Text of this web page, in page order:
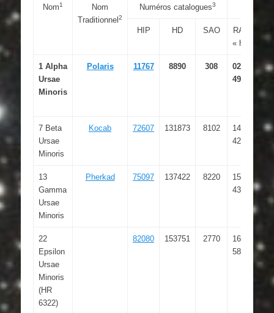
Nom1
Nom
Traditionnel 2
Numéros catalogues3
HIP HD SAO
RAJ2000
« h:m:s »
1 Alpha
Ursae
Minoris
Polaris 11767 8890 308
02 31
49.095
7 Beta
Ursae
Minoris
Kocab 72607 131873 8102
14 50
42.326
13
Gamma
Ursae
Minoris
Pherkad 75097 137422 8220
15 20
43.716
22
Epsilon
Ursae
Minoris
(HR
6322)
82080 153751 2770
16 45
58.246